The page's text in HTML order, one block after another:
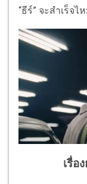
“ธีร์” จะสำเร็จ
เรื่อ